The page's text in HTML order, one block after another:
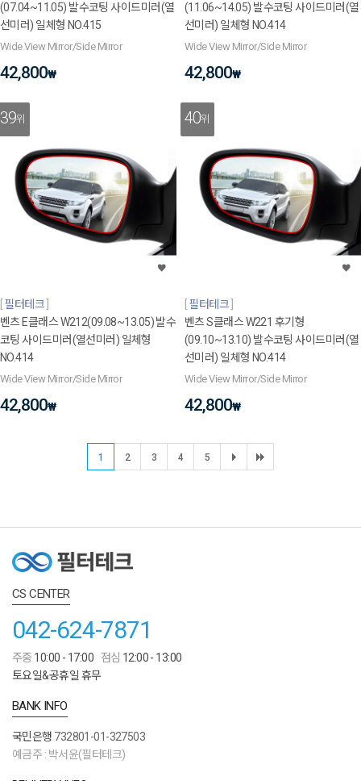
(07.04~11.05) 발수코팅 사이드미러(열
선미러) 일체형 NO.415
Wide View Mirror/Side Mirror
42,800₩
(11.06~14.05) 발수코팅 사이드미러(열
선미러) 일체형 NO.414
Wide View Mirror/Side Mirror
42,800₩
39위
필터테크
벤츠 E클래스 W212(09.08~13.05) 발수
코팅 사이드미러(열선미러) 일체형
NO.414
Wide View Mirror/Side Mirror
42,800₩
40위
필터테크
벤츠 S클래스 W221 후기형
(09.10~13.10) 발수코팅 사이드미러(열
선미러) 일체형 NO.414
Wide View Mirror/Side Mirror
42,800₩
1 2 3 4 5
CS CENTER
042-624-7871
주중 10:00 - 17:00 점심 12:00 - 13:00
토요일&공휴일 휴무
BANK INFO
국민은행 732801-01-327503
예금주 : 박서윤(필터테크)